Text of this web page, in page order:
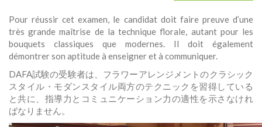
Pour réussir cet examen, le candidat doit faire preuve d’une
très grande maîtrise de la technique florale, autant pour les
bouquets classiques que modernes. Il doit également
démontrer son aptitude à enseigner et à communiquer.
DAFA試験の受験者は、フラワーアレンジメントのクラシック
スタイル・モダンスタイル両方のテクニックを習得している
と共に、指導力とコミュニケーション力の適性を示さなけれ
ばなりません。